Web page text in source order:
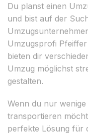
Du planst einen
und bist auf der
Umzugsprofi
bieten dir
Umzug möglichst
gestalten.
Wenn du nur
transportieren
perfekte Lösung für